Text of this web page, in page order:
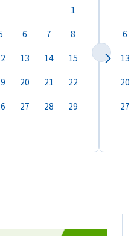
1
6 7
8
13 14
15
20 21
22
27 28
29
6
13
20
27